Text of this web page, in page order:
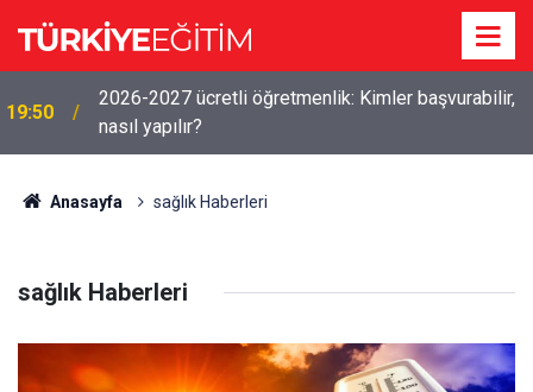
19:50
2026-2027 ücretli öğretmenlik: Kimler başvurabilir,
nasıl yapılır?
Anasayfa sağlık Haberleri
sağlık Haberleri